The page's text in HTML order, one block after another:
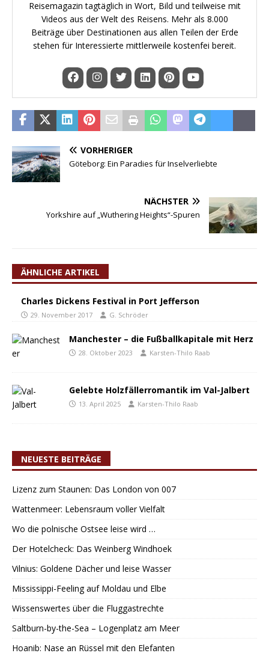
Reisemagazin tagtäglich in Wort, Bild und teilweise mit
Videos aus der Welt des Reisens. Mehr als 8.000
Beiträge über Destinationen aus allen Teilen der Erde
stehen für Interessierte mittlerweile kostenfei bereit.
VORHERIGER
Göteborg: Ein Paradies für Inselverliebte
NÄCHSTER
Yorkshire auf „Wuthering Heights“-Spuren
ÄHNLICHE ARTIKEL
Charles Dickens Festival in Port Jefferson
29. November 2017 G. Schröder
Manchester – die Fußballkapitale mit Herz
28. Oktober 2023 Karsten-Thilo Raab
Gelebte Holzfällerromantik im Val-Jalbert
13. April 2025 Karsten-Thilo Raab
NEUESTE BEITRÄGE
Lizenz zum Staunen: Das London von 007
Wattenmeer: Lebensraum voller Vielfalt
Wo die polnische Ostsee leise wird …
Der Hotelcheck: Das Weinberg Windhoek
Vilnius: Goldene Dächer und leise Wasser
Mississippi-Feeling auf Moldau und Elbe
Wissenswertes über die Fluggastrechte
Saltburn-by-the-Sea – Logenplatz am Meer
Hoanib: Nase an Rüssel mit den Elefanten